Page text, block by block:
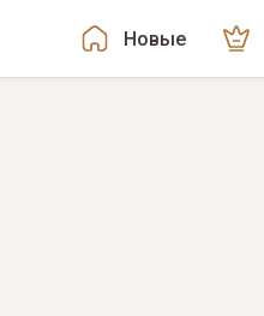
Новые